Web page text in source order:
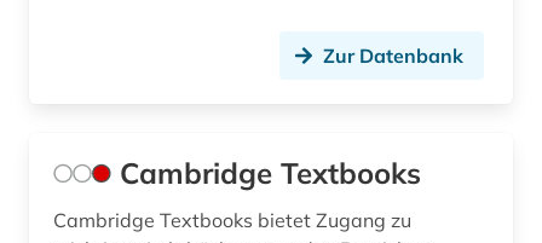
videos (1)
volltext (2)
Zur Datenbank
Cambridge Textbooks
Cambridge Textbooks bietet Zugang zu